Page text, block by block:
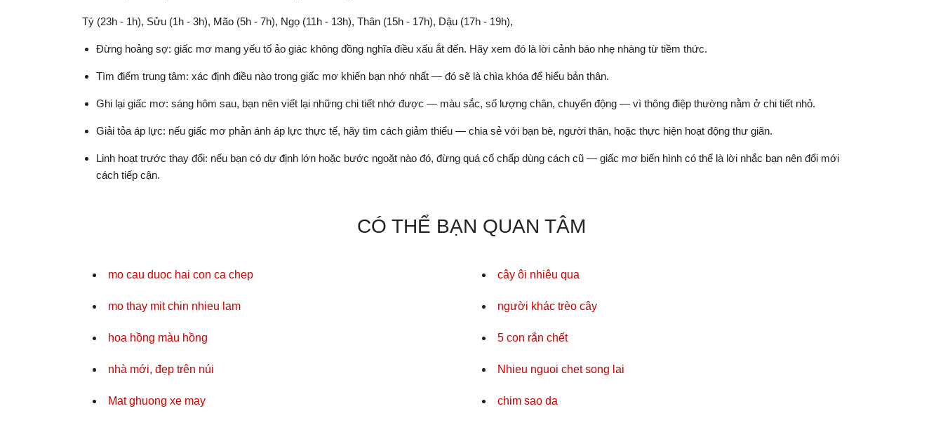
Tý (23h - 1h), Sửu (1h - 3h), Mão (5h - 7h), Ngọ (11h - 13h), Thân (15h - 17h), Dậu (17h - 19h),
Đừng hoảng sợ: giấc mơ mang yếu tố ảo giác không đồng nghĩa điều xấu ắt đến. Hãy xem đó là lời cảnh báo nhẹ nhàng từ tiềm thức.
Tìm điểm trung tâm: xác định điều nào trong giấc mơ khiến bạn nhớ nhất — đó sẽ là chìa khóa để hiểu bản thân.
Ghi lại giấc mơ: sáng hôm sau, bạn nên viết lại những chi tiết nhớ được — màu sắc, số lượng chân, chuyển động — vì thông điệp thường nằm ở chi tiết nhỏ.
Giải tỏa áp lực: nếu giấc mơ phản ánh áp lực thực tế, hãy tìm cách giảm thiểu — chia sẻ với bạn bè, người thân, hoặc thực hiện hoạt động thư giãn.
Linh hoạt trước thay đổi: nếu bạn có dự định lớn hoặc bước ngoặt nào đó, đừng quá cố chấp dùng cách cũ — giấc mơ biến hình có thể là lời nhắc bạn nên đổi mới
cách tiếp cận.
CÓ THỂ BẠN QUAN TÂM
mo cau duoc hai con ca chep
mo thay mit chin nhieu lam
hoa hồng màu hồng
nhà mới, đẹp trên núi
Mat ghuong xe may
cây ôi nhiêu qua
người khác trèo cây
5 con rắn chết
Nhieu nguoi chet song lai
chim sao da